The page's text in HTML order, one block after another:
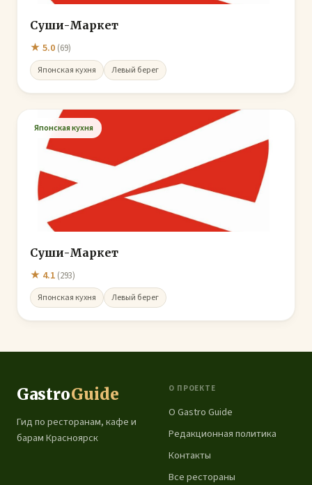
Суши-Маркет
★ 5.0 (69)
Японская кухня Левый берег
Японская кухня
Суши-Маркет
★ 4.1 (293)
Японская кухня Левый берег
GastroGuide
Гид по ресторанам, кафе и
барам Красноярск
О ПРОЕКТЕ
О Gastro Guide
Редакционная политика
Контакты
Все рестораны